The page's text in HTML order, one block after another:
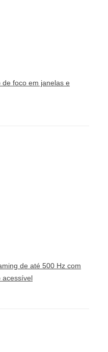
foco em janelas e
de até 500 Hz com
acessível